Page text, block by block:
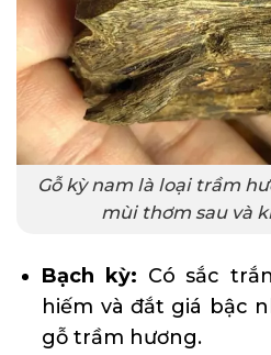
Gỗ kỳ nam là loại trầm
mùi thơm sau và
Bạch kỳ: Có sắc
hiếm và đắt giá bậc
gỗ trầm hương.